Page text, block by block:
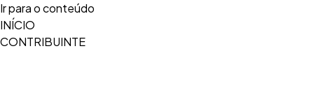
Ir para o conteúdo
INÍCIO
CONTRIBUINTE